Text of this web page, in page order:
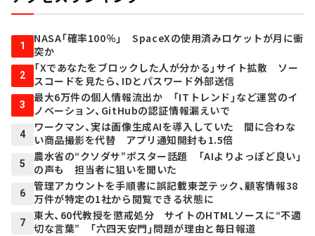
1
NASA「確率100％」 SpaceXの使用済みロケットが月に衝
突か
2
「Xであなたをブロックした人が分かる」サイト拡散 ソー
スコードを見たら、IDとパスワード外部送信
3
最大6万件の個人情報流出か 「ITトレンド」など運営のイ
ノベーション、GitHubの認証情報漏えいで
4
ワークマン、実は画像生成AIを導入していた 間に合わな
い商品撮影を代替 アプリ通知開封も1.5倍
5
農水省の“クソダサ”ポスター話題 「AIよりよっぽど良い」
の声も 担当者に狙いを聞いた
6
管理アカウントを手順書に誤記載――東芝テック、顧客情報38
万件が特定の1社から閲覧できる状態に
7
東大、60代教授を懲戒処分 サイトのHTMLソースに“不適
切な言葉” 「六四天安門」問題が理由と毎日報道